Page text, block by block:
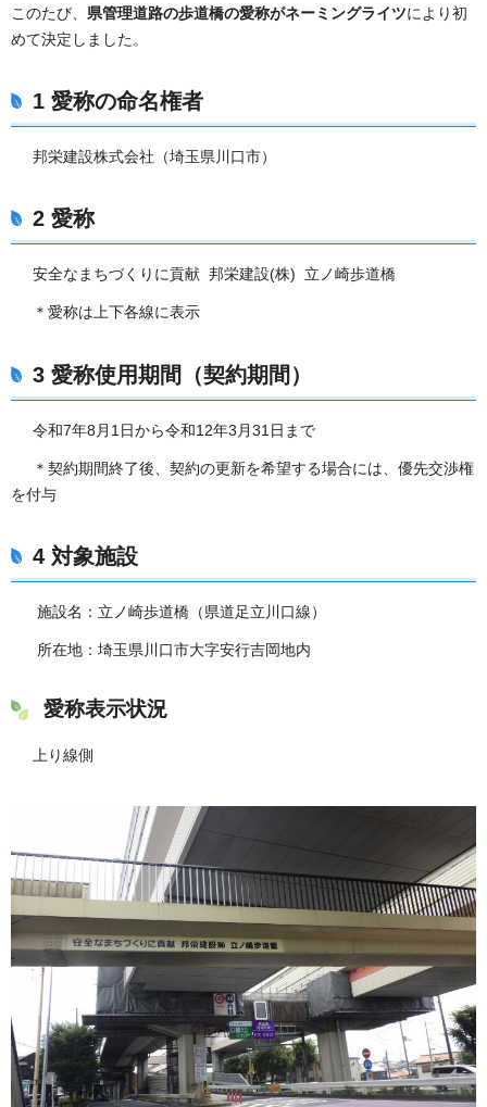
このたび、 県管理道路の歩道橋の愛称がネーミングライツにより初
めて決定しました。
1 愛称の命名権者
邦栄建設株式会社（埼玉県川口市）
2 愛称
安全なまちづくりに貢献 邦栄建設(株) 立ノ崎歩道橋
＊愛称は上下各線に表示
3 愛称使用期間（契約期間）
令和7年8月1日から令和12年3月31日まで
＊契約期間終了後、契約の更新を希望する場合には、優先交渉権
を付与
4 対象施設
施設名：立ノ崎歩道橋（県道足立川口線）
所在地：埼玉県川口市大字安行吉岡地内
愛称表示状況
上り線側